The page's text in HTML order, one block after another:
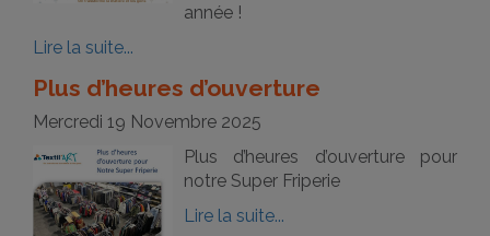
année !
Lire la suite...
Plus d’heures d’ouverture
Mercredi 19 Novembre 2025
Plus d’heures d’ouverture pour
notre Super Friperie
Lire la suite...